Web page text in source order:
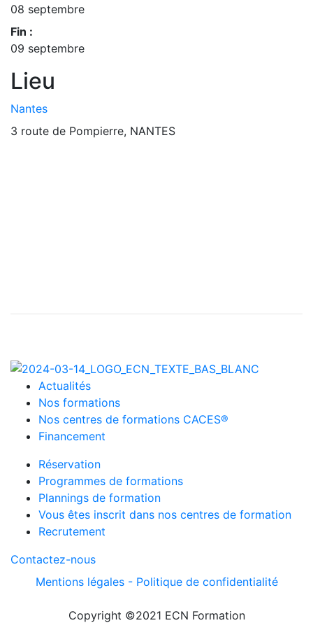
08 septembre
Fin :
09 septembre
Lieu
Nantes
3 route de Pompierre, NANTES
Actualités
Nos formations
Nos centres de formations CACES®
Financement
Réservation
Programmes de formations
Plannings de formation
Vous êtes inscrit dans nos centres de formation
Recrutement
Contactez-nous
Mentions légales - Politique de confidentialité
Copyright ©2021 ECN Formation